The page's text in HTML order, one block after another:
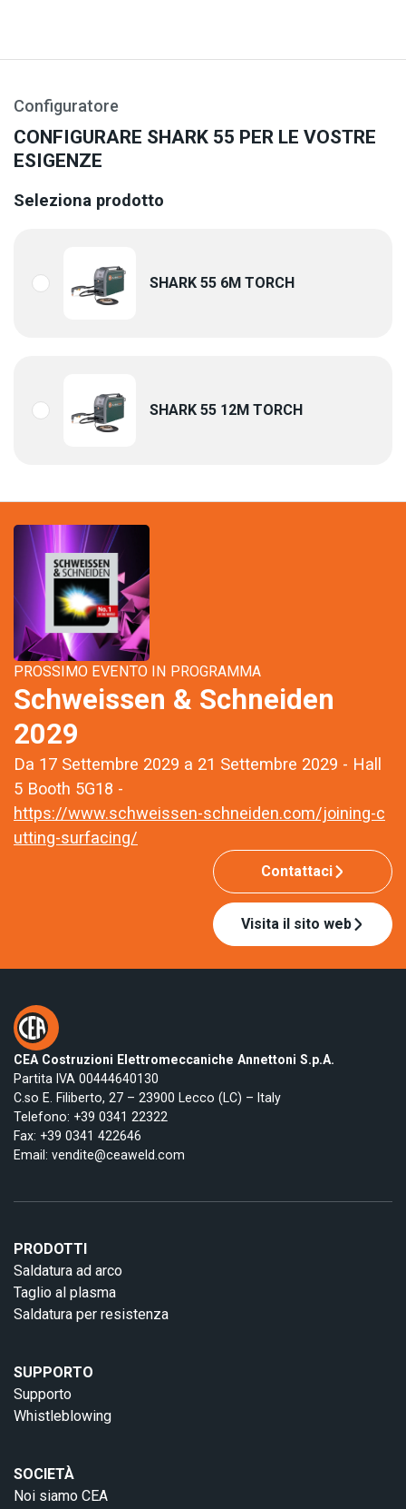
Configuratore
CONFIGURARE SHARK 55 PER LE VOSTRE
ESIGENZE
Seleziona prodotto
SHARK 55 6M TORCH
SHARK 55 12M TORCH
PROSSIMO EVENTO IN PROGRAMMA
Schweissen & Schneiden
2029
Da 17 Settembre 2029 a 21 Settembre 2029 - Hall
5 Booth 5G18 -
https://www.schweissen-schneiden.com/joining-c
utting-surfacing/
Contattaci
Visita il sito web
CEA Costruzioni Elettromeccaniche Annettoni S.p.A.
Partita IVA 00444640130
C.so E. Filiberto, 27 – 23900 Lecco (LC) – Italy
Telefono: +39 0341 22322
Fax: +39 0341 422646
Email: vendite@ceaweld.com
PRODOTTI
Saldatura ad arco
Taglio al plasma
Saldatura per resistenza
SUPPORTO
Supporto
Whistleblowing
SOCIETÀ
Noi siamo CEA